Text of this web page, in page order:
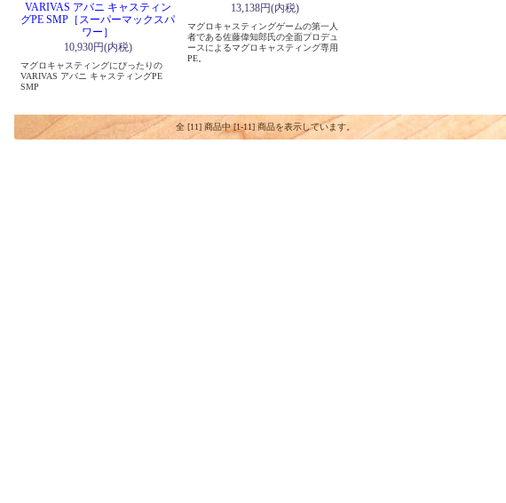
VARIVAS アバニ キャスティン
グPE SMP［スーパーマックスパ
ワー］
10,930円(内税)
マグロキャスティングにぴったりの
VARIVAS アバニ キャスティングPE
SMP
13,138円(内税)
マグロキャスティングゲームの第一人
者である佐藤偉知郎氏の全面プロデュ
ースによるマグロキャスティング専用
PE。
全 [11] 商品中 [1-11] 商品を表示しています。